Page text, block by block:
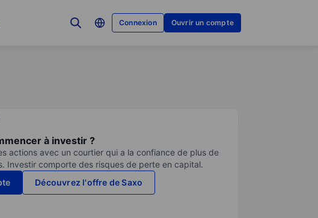
Connexion Ouvrir un compte
à investir ?
actions avec un courtier qui a la confiance de plus de
Investir comporte des risques de perte en capital.
Découvrez l'offre de Saxo